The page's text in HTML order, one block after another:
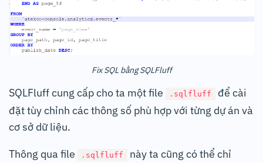
Fix SQL bằng SQLFluff
SQLFluff cung cấp cho ta một file .sqlfluff
để cài
đặt tùy chỉnh các thông số phù hợp với từng dự án và
cơ sở dữ liệu.
Thông qua file
.sqlfluff
này ta cũng có thể chỉ